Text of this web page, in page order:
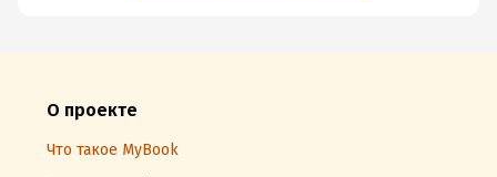
О проекте
Что такое MyBook